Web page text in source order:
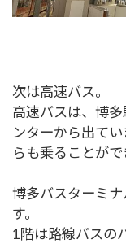
次は高速バス。
高速バスは、博
ンターから出て
らも乗ることがで
博多バスターミ
す。
1階は路線バスの